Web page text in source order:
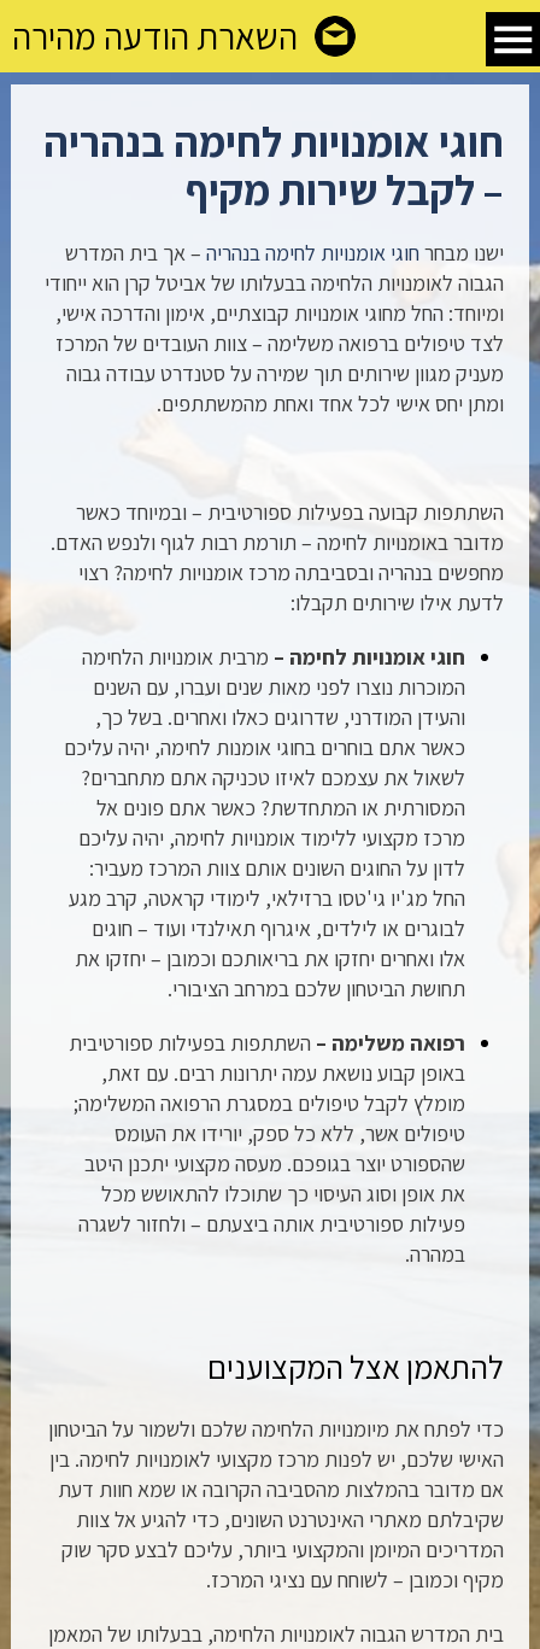
השארת הודעה מהירה
חוגי אומנויות לחימה בנהריה
– לקבל שירות מקיף
ישנו מבחר חוגי אומנויות לחימה בנהריה – אך בית המדרש
הגבוה לאומנויות הלחימה בבעלותו של אביטל קרן הוא ייחודי
ומיוחד: החל מחוגי אומנויות קבוצתיים, אימון והדרכה אישי,
לצד טיפולים ברפואה משלימה – צוות העובדים של המרכז
מעניק מגוון שירותים תוך שמירה על סטנדרט עבודה גבוה
ומתן יחס אישי לכל אחד ואחת מהמשתתפים.
השתתפות קבועה בפעילות ספורטיבית – ובמיוחד כאשר
מדובר באומנויות לחימה – תורמת רבות לגוף ולנפש האדם.
מחפשים בנהריה ובסביבתה מרכז אומנויות לחימה? רצוי
לדעת אילו שירותים תקבלו:
חוגי אומנויות לחימה – מרבית אומנויות הלחימה
המוכרות נוצרו לפני מאות שנים ועברו, עם השנים
והעידן המודרני, שדרוגים כאלו ואחרים. בשל כך,
כאשר אתם בוחרים בחוגי אומנות לחימה, יהיה עליכם
לשאול את עצמכם לאיזו טכניקה אתם מתחברים?
המסורתית או המתחדשת? כאשר אתם פונים אל
מרכז מקצועי ללימוד אומנויות לחימה, יהיה עליכם
לדון על החוגים השונים אותם צוות המרכז מעביר:
החל מג'יו גי'טסו ברזילאי, לימודי קראטה, קרב מגע
לבוגרים או לילדים, איגרוף תאילנדי ועוד – חוגים
אלו ואחרים יחזקו את בריאותכם וכמובן – יחזקו את
תחושת הביטחון שלכם במרחב הציבורי.
רפואה משלימה – השתתפות בפעילות ספורטיבית
באופן קבוע נושאת עמה יתרונות רבים. עם זאת,
מומלץ לקבל טיפולים במסגרת הרפואה המשלימה;
טיפולים אשר, ללא כל ספק, יורידו את העומס
שהספורט יוצר בגופכם. מעסה מקצועי יתכנן היטב
את אופן וסוג העיסוי כך שתוכלו להתאושש מכל
פעילות ספורטיבית אותה ביצעתם – ולחזור לשגרה
במהרה.
להתאמן אצל המקצוענים
כדי לפתח את מיומנויות הלחימה שלכם ולשמור על הביטחון
האישי שלכם, יש לפנות מרכז מקצועי לאומנויות לחימה. בין
אם מדובר בהמלצות מהסביבה הקרובה או שמא חוות דעת
שקיבלתם מאתרי האינטרנט השונים, כדי להגיע אל צוות
המדריכים המיומן והמקצועי ביותר, עליכם לבצע סקר שוק
מקיף וכמובן – לשוחח עם נציגי המרכז.
בית המדרש הגבוה לאומנויות הלחימה, בבעלותו של המאמן